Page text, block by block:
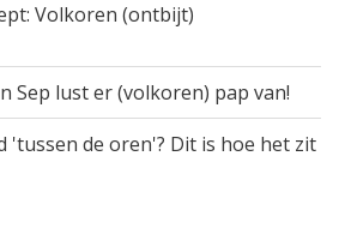
Volkoren (ontbijt)
Sep lust er (volkoren) pap van!
'tussen de oren'? Dit is hoe het zit